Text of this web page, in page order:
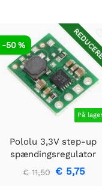
På
-50 %
Pololu 3,3V step-up
spændingsregulator
U1V11F3
€ 11,50 € 5,75